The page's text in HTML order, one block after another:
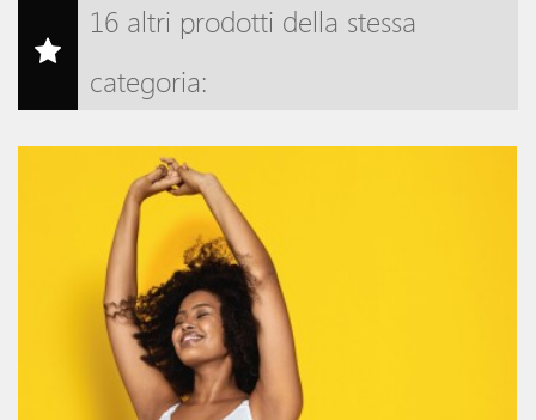
16 altri prodotti della stessa
categoria: